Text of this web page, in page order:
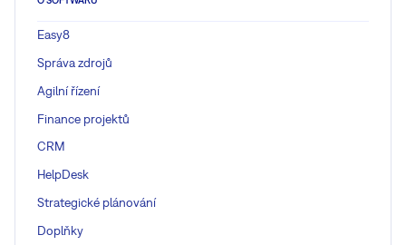
Easy8
Správa zdrojů
Agilní řízení
Finance projektů
CRM
HelpDesk
Strategické plánování
Doplňky